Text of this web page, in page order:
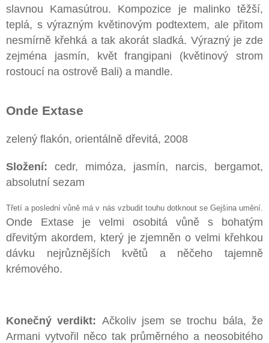
slavnou Kamasútrou. Kompozice je malinko těžší,
teplá, s výrazným květinovým podtextem, ale přitom
nesmírně křehká a tak akorát sladká. Výrazný je zde
zejména jasmín, květ frangipani (květinový strom
rostoucí na ostrově Bali) a mandle.
Onde Extase
zelený flakón, orientálně dřevitá, 2008
Složení: cedr, mimóza, jasmín, narcis, bergamot,
absolutní sezam
Třetí a poslední vůně má v nás vzbudit touhu dotknout se Gejšina umění.
Onde Extase je velmi osobitá vůně s bohatým
dřevitým akordem, který je zjemněn o velmi křehkou
dávku nejrůznějších květů a něčeho tajemně
krémového.
Konečný verdikt: Ačkoliv jsem se trochu bála, že
Armani vytvořil něco tak průměrného a neosobitého